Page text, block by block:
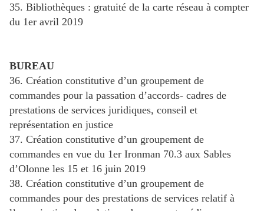
35. Bibliothèques : gratuité de la carte réseau à compter
du 1er avril 2019
BUREAU
36. Création constitutive d’un groupement de
commandes pour la passation d’accords- cadres de
prestations de services juridiques, conseil et
représentation en justice
37. Création constitutive d’un groupement de
commandes en vue du 1er Ironman 70.3 aux Sables
d’Olonne les 15 et 16 juin 2019
38. Création constitutive d’un groupement de
commandes pour des prestations de services relatif à